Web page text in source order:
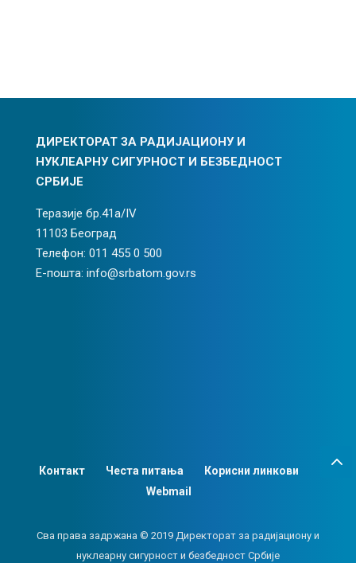
ДИРЕКТОРАТ ЗА РАДИЈАЦИОНУ И
НУКЛЕАРНУ СИГУРНОСТ И БЕЗБЕДНОСТ
СРБИЈЕ
Теразије бр.41а/IV
11103 Београд
Телефон: 011 455 0 500
Е-пошта: info@srbatom.gov.rs
Контакт Честа питања
Корисни линкови
Webmail
Сва права задржана © 2019 Директорат за радијациону и
нуклеарну сигурност и безбедност Србије